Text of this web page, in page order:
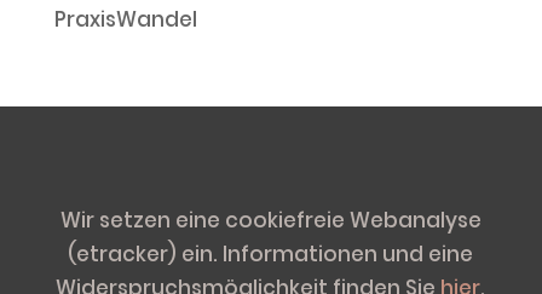
PraxisWandel
Wir setzen eine cookiefreie Webanalyse
(etracker) ein. Informationen und eine
Widerspruchsmöglichkeit finden Sie hier.